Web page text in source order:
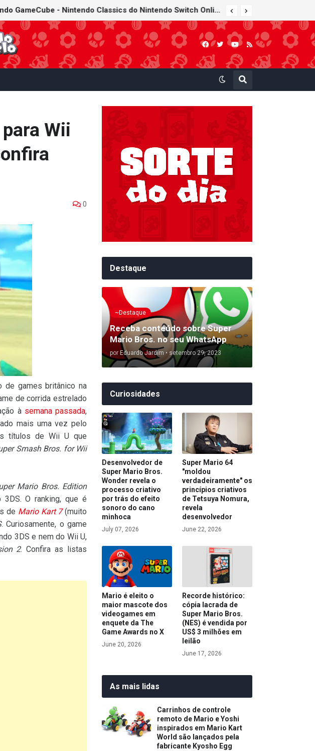
Super Mario Sunshine é anunciado para o Nintendo GameCube - Nintendo Classics do Nintendo Switch Online
Wii
0
de games britânico na
de corrida estrelado
à semana passada,
mais uma vez pelo
títulos de Wii U que
Smash Bros. for Wii
Mario Bros. Edition
O ranking, que é
de Mario Kart 7(muito
. Curiosamente, o game
3DS e nem do Wii U,
2. Confira as listas
Destaque
~Destaque
Receba conteúdo sobre Super
Mario Bros. no seu WhatsApp
por Eduardo Jardim • setembro 29, 2023
Curiosidades
Desenvolvedor de
Super Mario Bros.
Wonder revela o
processo criativo
por trás do efeito
sonoro do cano
minhoca
July 07, 2026
Super Mario 64
"moldou
verdadeiramente" os
princípios criativos
de Tetsuya Nomura,
revela
desenvolvedor
June 22, 2026
Mario é eleito o
maior mascote dos
videogames em
enquete da The
Game Awards no X
June 20, 2026
Recorde histórico:
cópia lacrada de
Super Mario Bros.
(NES) é vendida por
US$ 3 milhões em
leilão
June 17, 2026
As mais lidas
Carrinhos de controle
remoto de Mario e Yoshi
inspirados em Mario Kart
World são lançados pela
fabricante Kyosho Egg